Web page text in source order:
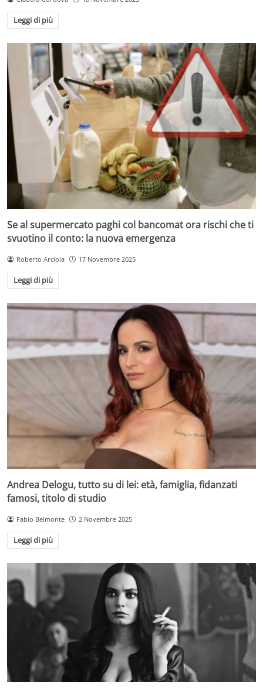
Leggi di più
Se al supermercato paghi col bancomat ora rischi che ti
svuotino il conto: la nuova emergenza
Roberto Arciola 17 Novembre 2025
Leggi di più
Andrea Delogu, tutto su di lei: età, famiglia, fidanzati
famosi, titolo di studio
Fabio Belmonte 2 Novembre 2025
Leggi di più